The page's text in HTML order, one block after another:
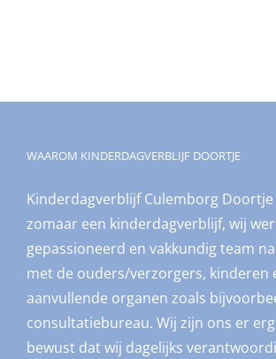
WAAROM KINDERDAGVERBLIJF DOORTJE
Kinderdagverblijf Culemborg
zomaar een kinderdagverblijf, wij
gepassioneerd en vakkundig team
met de ouders/verzorgers, kinderen
aanvullende organen zoals
consultatiebureau. Wij zijn ons er
bewust dat wij dagelijks